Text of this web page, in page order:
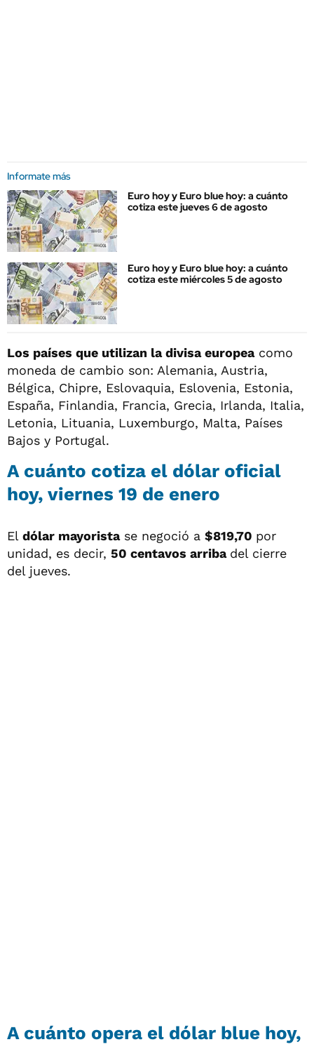
Informate más
Euro hoy y Euro blue hoy: a cuánto
cotiza este jueves 6 de agosto
Euro hoy y Euro blue hoy: a cuánto
cotiza este miércoles 5 de agosto
Los países que utilizan la divisa europeacomo
moneda de cambio son: Alemania, Austria,
Bélgica, Chipre, Eslovaquia, Eslovenia, Estonia,
España, Finlandia, Francia, Grecia, Irlanda, Italia,
Letonia, Lituania, Luxemburgo, Malta, Países
Bajos y Portugal.
A cuánto cotiza el dólar oficial
hoy, viernes 19 de enero
El dólar mayoristase negoció a $819,70 por
unidad, es decir, 50 centavos arriba del cierre
del jueves.
A cuánto opera el dólar blue hoy,